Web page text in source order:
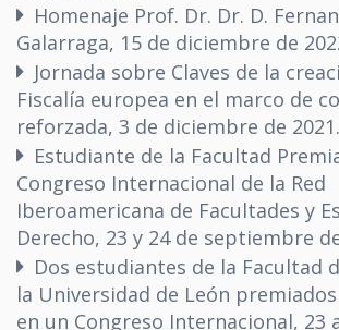
Homenaje Prof. Dr. Dr. D.
Galarraga, 15 de diciembre de
Jornada sobre Claves de la
Fiscalía europea en el marco de
reforzada, 3 de diciembre de 2021.
Estudiante de la Facultad
Congreso Internacional de la Red
Iberoamericana de Facultades y
Derecho, 23 y 24 de septiembre
Dos estudiantes de la Facultad
la Universidad de León
en un Congreso Internacional, 23